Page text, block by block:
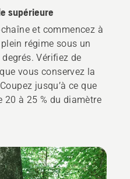
supérieure
et commencez à
régime sous un
Vérifiez de
vous conservez la
jusqu’à ce que
20 à 25 % du diamètre